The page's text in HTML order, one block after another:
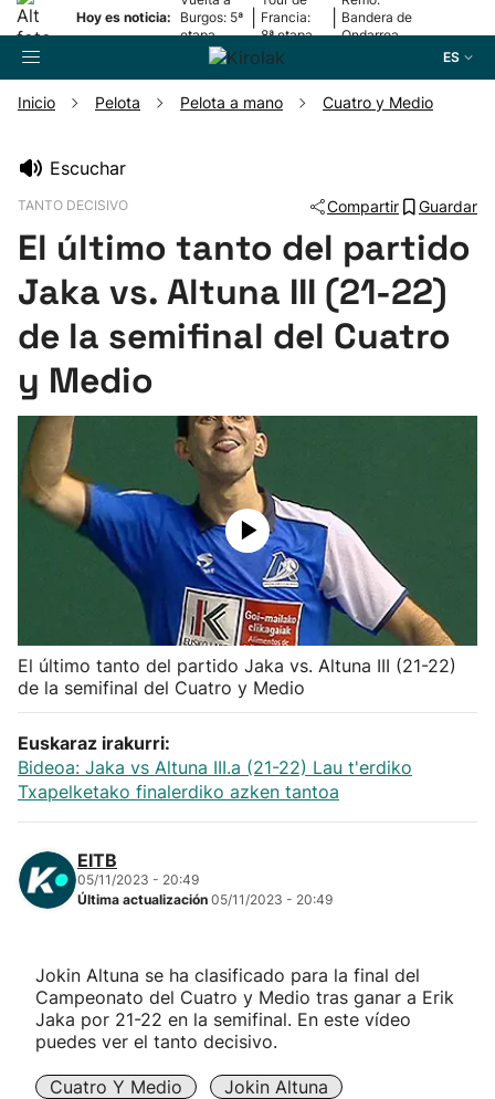
Hoy es noticia:
Burgos: 5ª
etapa
Francia:
8ª etapa
Bandera de
Ondarroa
ES
Pelota
Remo
Baloncesto
Ciclismo
Herri-kirolak
Kirolak 360
Atletismo
Carreras de montaña
"Helmuga"
Inicio Pelota Pelota a mano Cuatro y Medio
Escuchar
TANTO DECISIVO Compartir Guardar
El último tanto del partido
Jaka vs. Altuna III (21-22)
de la semifinal del Cuatro
y Medio
El último tanto del partido Jaka vs. Altuna III (21-22)
de la semifinal del Cuatro y Medio
Euskaraz irakurri:
Bideoa: Jaka vs Altuna III.a (21-22) Lau t'erdiko
Txapelketako finalerdiko azken tantoa
EITB
05/11/2023 - 20:49
Última actualización 05/11/2023 - 20:49
Jokin Altuna se ha clasificado para la final del
Campeonato del Cuatro y Medio tras ganar a Erik
Jaka por 21-22 en la semifinal. En este vídeo
puedes ver el tanto decisivo.
Cuatro Y Medio
Jokin Altuna